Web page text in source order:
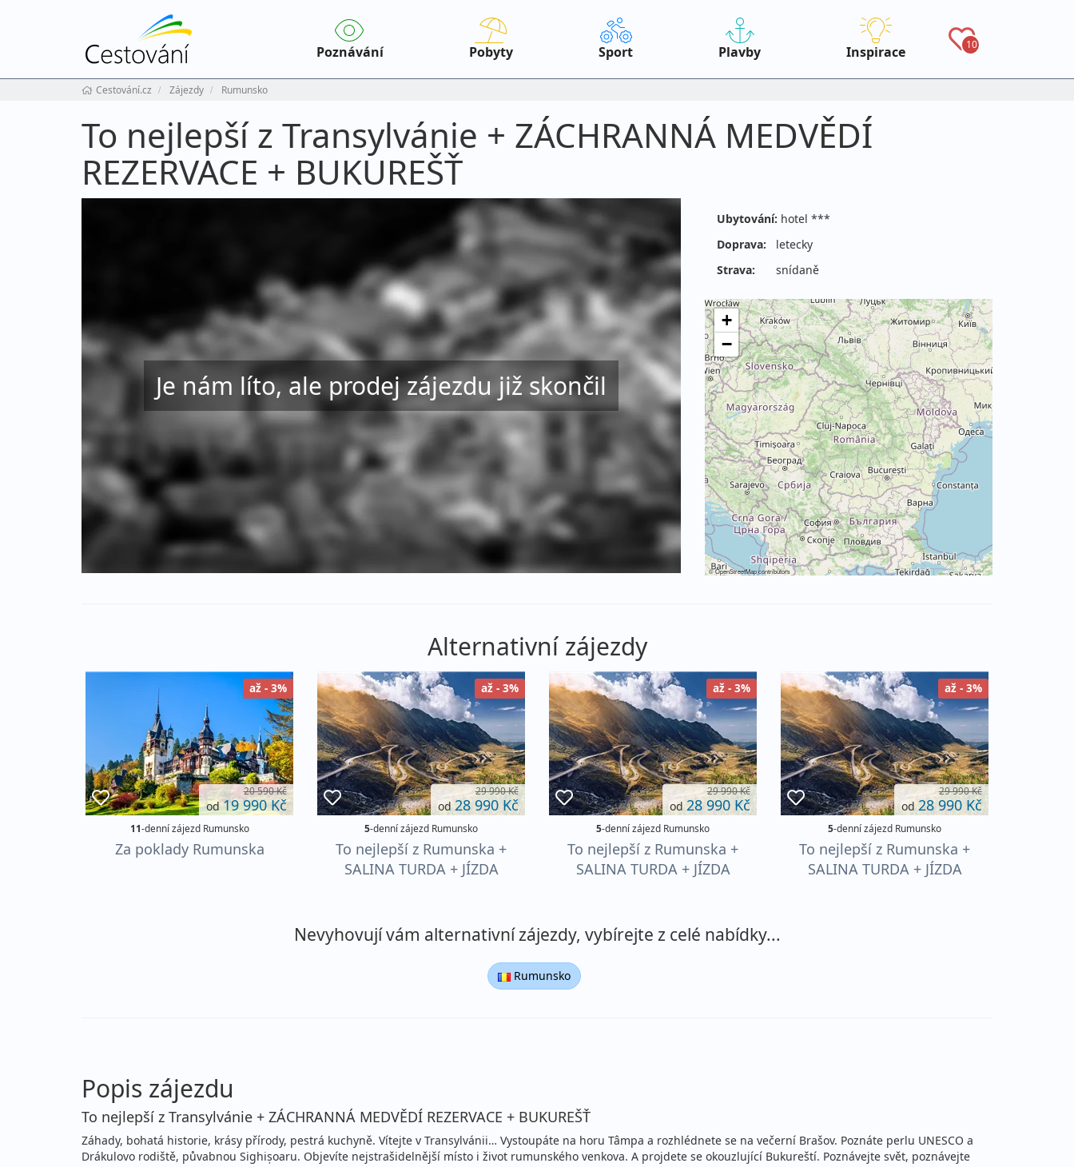
Poznávání Pobyty Sport Plavby Inspirace 10
Cestování.cz Zájezdy Rumunsko
To nejlepší z Transylvánie + ZÁCHRANNÁ MEDVĚDÍ
REZERVACE + BUKUREŠŤ
Je nám líto, ale prodej zájezdu již skončil
Ubytování: hotel ***
Doprava:
letecky
Strava:
snídaně
+
−
©OpenStreetMapcontributors
Alternativní zájezdy
až - 3%
20 590 Kč
od19 990 Kč
11-denní zájezd Rumunsko
Za poklady Rumunska
až - 3%
29 990 Kč
od28 990 Kč
5-denní zájezd Rumunsko
To nejlepší z Rumunska +
SALINA TURDA + JÍZDA
až - 3%
29 990 Kč
od28 990 Kč
5-denní zájezd Rumunsko
To nejlepší z Rumunska +
SALINA TURDA + JÍZDA
až - 3%
29 990 Kč
od28 990 Kč
5-denní zájezd Rumunsko
To nejlepší z Rumunska +
SALINA TURDA + JÍZDA
Nevyhovují vám alternativní zájezdy, vybírejte z celé nabídky...
Rumunsko
Popis zájezdu
To nejlepší z Transylvánie + ZÁCHRANNÁ MEDVĚDÍ REZERVACE + BUKUREŠŤ
Záhady, bohatá historie, krásy přírody, pestrá kuchyně. Vítejte v Transylvánii… Vystoupáte na horu Tâmpa a rozhlédnete se na večerní Brašov. Poznáte perlu UNESCO a
Drákulovo rodiště, půvabnou Sighișoaru. Objevíte nejstrašidelnější místo i život rumunského venkova. A projdete se okouzlující Bukureští. Poznávejte svět, poznávejte